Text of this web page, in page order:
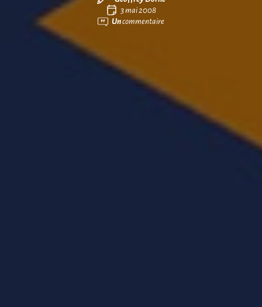
3 mai 2008
Uncommentaire